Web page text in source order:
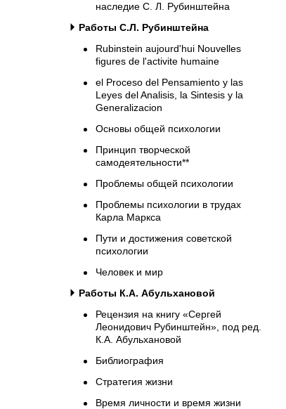
наследие С. Л. Рубинштейна
Работы С.Л. Рубинштейна
Rubinstein aujourd'hui Nouvelles
figures de l'activite humaine
el Proceso del Pensamiento y las
Leyes del Analisis, la Sintesis y la
Generalizacion
Основы общей психологии
Принцип творческой
самодеятельности**
Проблемы общей психологии
Проблемы психологии в трудах
Карла Маркса
Пути и достижения советской
психологии
Человек и мир
Работы К.А. Абульхановой
Рецензия на книгу «Сергей
Леонидович Рубинштейн», под ред.
К.А. Абульхановой
Библиография
Стратегия жизни
Время личности и время жизни